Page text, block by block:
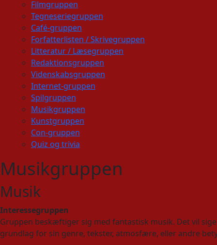
Filmgruppen
Tegneseriegruppen
Café-gruppen
Forfatterlisten / Skrivegruppen
Litteratur / Læsegruppen
Redaktionsgruppen
Videnskabsgruppen
Internet-gruppen
Spilgruppen
Musikgruppen
Kunstgruppen
Con-gruppen
Quiz og trivia
Musikgruppen
Musik
Interessegruppen
Gruppen beskæftiger sig med fantastisk musik. Det vil
grundlag for sin genre, tekster, atmosfære, eller andre